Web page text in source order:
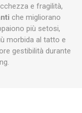
e fragilità,
che migliorano
più setosi,
morbida al tatto e
gestibilità durante